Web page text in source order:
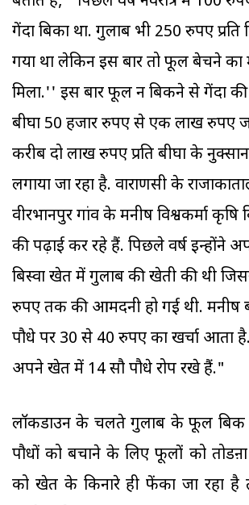
गेंदा बिका था. गुलाब भी 250 रुपए
गया था लेकिन इस बार तो फूल बेचने का
मिला.'' इस बार फूल न बिकने से गेंदा की
बीघा 50 हजार रुपए से एक लाख रुपए
करीब दो लाख रुपए प्रति बीघा के
लगाया जा रहा है. वाराणसी के
वीरभानपुर गांव के मनीष विश्वकर्मा कृषि
की पढ़ाई कर रहे हैं. पिछले वर्ष इन्होंने
बिस्वा खेत में गुलाब की खेती की थी
रुपए तक की आमदनी हो गई थी.
पौधे पर 30 से 40 रुपए का खर्चा आता
अपने खेत में 14 सौ पौधे रोप रखे हैं."
लॉकडाउन के चलते गुलाब के फूल बिक
पौधों को बचाने के लिए फूलों को
को खेत के किनारे ही फेंका जा रहा है